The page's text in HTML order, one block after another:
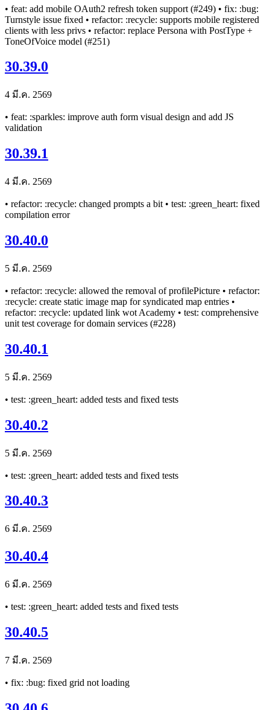
• feat: add mobile OAuth2 refresh token support (#249) • fix: :bug:
Turnstyle issue fixed • refactor: :recycle: supports mobile registered
clients with less privs • refactor: replace Persona with PostType +
ToneOfVoice model (#251)
30.39.0
4 มี.ค. 2569
• feat: :sparkles: improve auth form visual design and add JS
validation
30.39.1
4 มี.ค. 2569
• refactor: :recycle: changed prompts a bit • test: :green_heart: fixed
compilation error
30.40.0
5 มี.ค. 2569
• refactor: :recycle: allowed the removal of profilePicture • refactor:
:recycle: create static image map for syndicated map entries •
refactor: :recycle: updated link wot Academy • test: comprehensive
unit test coverage for domain services (#228)
30.40.1
5 มี.ค. 2569
• test: :green_heart: added tests and fixed tests
30.40.2
5 มี.ค. 2569
• test: :green_heart: added tests and fixed tests
30.40.3
6 มี.ค. 2569
30.40.4
6 มี.ค. 2569
• test: :green_heart: added tests and fixed tests
30.40.5
7 มี.ค. 2569
• fix: :bug: fixed grid not loading